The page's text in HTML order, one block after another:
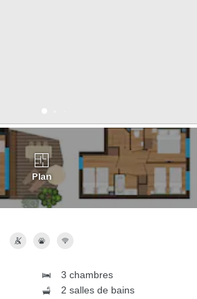
Plan
3 chambres
2 salles de bains